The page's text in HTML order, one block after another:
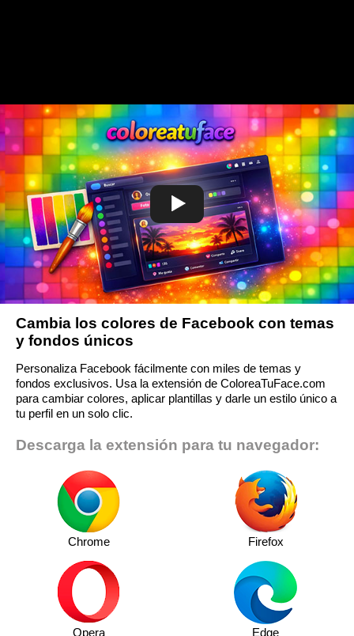
Cambia los colores de Facebook con temas
y fondos únicos
Personaliza Facebook fácilmente con miles de temas y
fondos exclusivos. Usa la extensión de ColoreaTuFace.com
para cambiar colores, aplicar plantillas y darle un estilo único a
tu perfil en un solo clic.
Descarga la extensión para tu navegador:
Chrome Firefox
Opera Edge